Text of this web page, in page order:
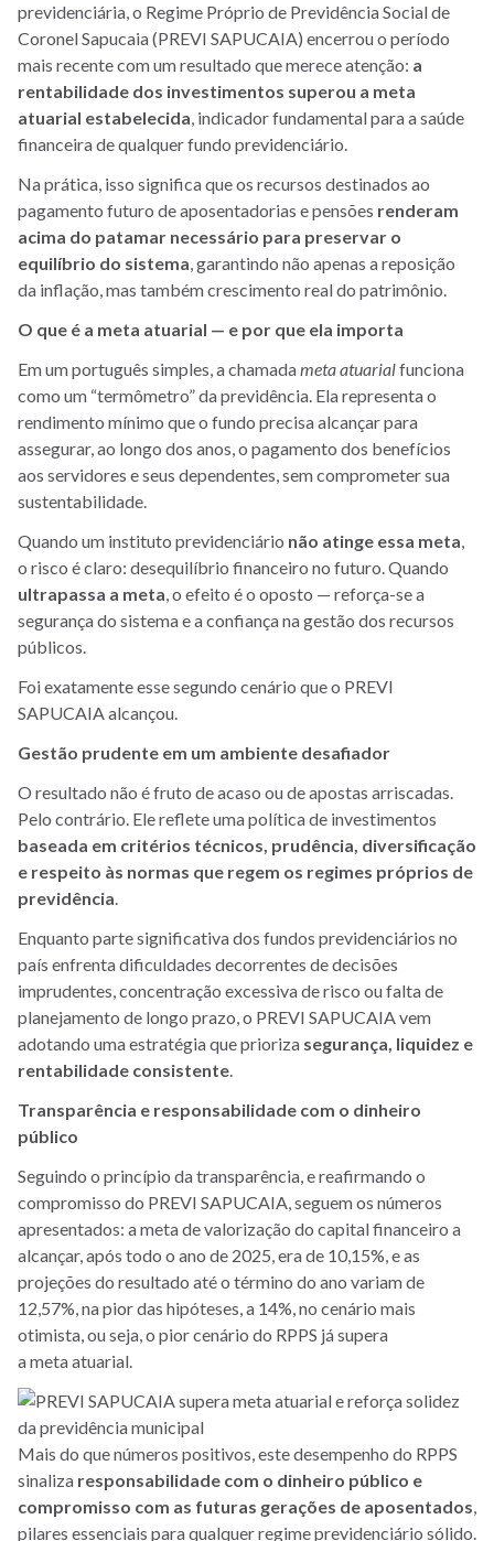
previdenciária, o Regime Próprio de Previdência Social de
Coronel Sapucaia (PREVI SAPUCAIA) encerrou o período
mais recente com um resultado que merece atenção: a
rentabilidade dos investimentos superou a meta
atuarial estabelecida, indicador fundamental para a saúde
financeira de qualquer fundo previdenciário.
Na prática, isso significa que os recursos destinados ao
pagamento futuro de aposentadorias e pensões renderam
acima do patamar necessário para preservar o
equilíbrio do sistema, garantindo não apenas a reposição
da inflação, mas também crescimento real do patrimônio.
O que é a meta atuarial — e por que ela importa
Em um português simples, a chamadameta atuarialfunciona
como um “termômetro” da previdência. Ela representa o
rendimento mínimo que o fundo precisa alcançar para
assegurar, ao longo dos anos, o pagamento dos benefícios
aos servidores e seus dependentes, sem comprometer sua
sustentabilidade.
Quando um instituto previdenciário não atinge essa meta,
o risco é claro: desequilíbrio financeiro no futuro. Quando
ultrapassa a meta, o efeito é o oposto — reforça-se a
segurança do sistema e a confiança na gestão dos recursos
públicos.
Foi exatamente esse segundo cenário que o PREVI
SAPUCAIA alcançou.
Gestão prudente em um ambiente desafiador
O resultado não é fruto de acaso ou de apostas arriscadas.
Pelo contrário. Ele reflete uma política de investimentos
baseada em critérios técnicos, prudência, diversificação
e respeito às normas que regem os regimes próprios de
previdência.
Enquanto parte significativa dos fundos previdenciários no
país enfrenta dificuldades decorrentes de decisões
imprudentes, concentração excessiva de risco ou falta de
planejamento de longo prazo, o PREVI SAPUCAIA vem
adotando uma estratégia que prioriza segurança, liquidez e
rentabilidade consistente.
Transparência e responsabilidade com o dinheiro
público
Seguindo o princípio da transparência, e reafirmando o
compromisso do PREVI SAPUCAIA, seguem os números
apresentados: a meta de valorização do capital financeiro a
alcançar, após todo o ano de 2025, era de 10,15%, e as
projeções do resultado até o término do ano variam de
12,57%, na pior das hipóteses, a 14%, no cenário mais
otimista, ou seja, o pior cenário do RPPS já supera
a meta atuarial.
Mais do que números positivos, este desempenho do RPPS
sinaliza responsabilidade com o dinheiro público e
compromisso com as futuras gerações de aposentados,
pilares essenciais para qualquer regime previdenciário sólido.